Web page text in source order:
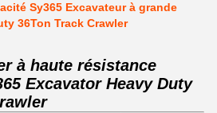
Sy365 Excavateur à grande
36Ton Track Crawler
à haute résistance
Excavator Heavy Duty